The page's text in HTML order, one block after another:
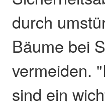
durch
Bäume bei
vermeiden.
sind ein